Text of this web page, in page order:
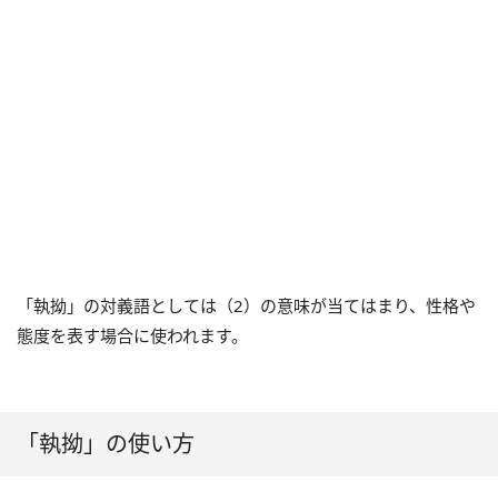
「執拗」の対義語としては（2）の意味が当てはまり、性格や
態度を表す場合に使われます。
「執拗」の使い方